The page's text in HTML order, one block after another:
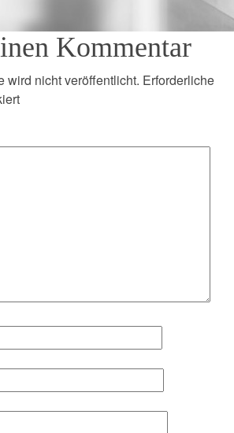
Kommentar
wird nicht veröffentlicht. Erforderliche